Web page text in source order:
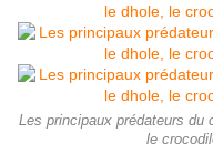
Les principaux prédateurs du
le